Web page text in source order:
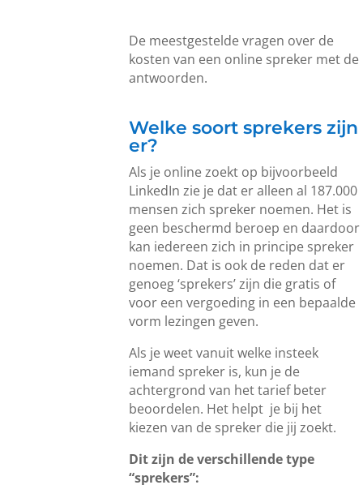
De meestgestelde vragen over de
kosten van een online spreker met de
antwoorden.
Welke soort sprekers zijn
er?
Als je online zoekt op bijvoorbeeld
LinkedIn zie je dat er alleen al 187.000
mensen zich spreker noemen. Het is
geen beschermd beroep en daardoor
kan iedereen zich in principe spreker
noemen. Dat is ook de reden dat er
genoeg ‘sprekers’ zijn die gratis of
voor een vergoeding in een bepaalde
vorm lezingen geven.
Als je weet vanuit welke insteek
iemand spreker is, kun je de
achtergrond van het tarief beter
beoordelen. Het helpt je bij het
kiezen van de spreker die jij zoekt.
Dit zijn de verschillende type
“sprekers”: